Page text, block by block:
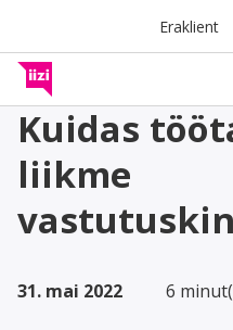
Eraklient
Kuidas
liikme
31. mai 2022 6